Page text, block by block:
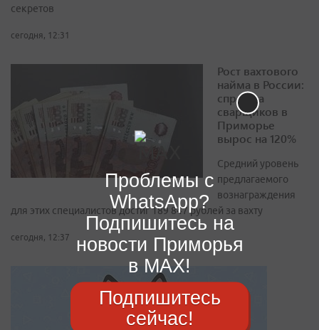
секретов
сегодня, 12:31
Рост вахтового
найма в России:
спрос на
сварщиков в
Приморье
вырос на 120%
Средний уровень
предлагаемого
вознаграждения
для этих специалистов достиг 189 847 рублей за вахту
сегодня, 12:37
Проблемы с
WhatsApp?
Подпишитесь на
новости Приморья
в MAX!
Подпишитесь
сейчас!